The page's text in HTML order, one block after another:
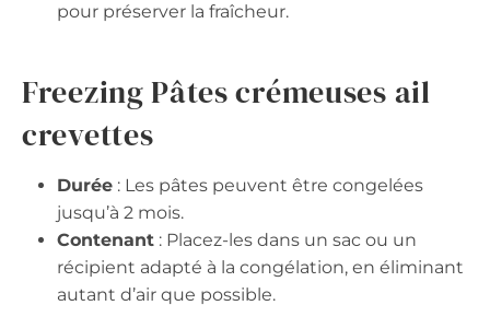
pour préserver la fraîcheur.
Freezing Pâtes crémeuses ail
crevettes
Durée : Les pâtes peuvent être congelées
jusqu’à 2 mois.
Contenant : Placez-les dans un sac ou un
récipient adapté à la congélation, en éliminant
autant d’air que possible.